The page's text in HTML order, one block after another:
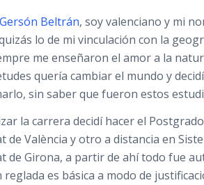
Gersón Beltrán, soy valenciano y mi
lo de mi vinculación con la
me enseñaron el amor a la
quería cambiar el mundo y
sin saber que fueron estos
la carrera decidí hacer el
de València y otro a distancia en
de Girona, a partir de ahí todo fue
es básica a modo de